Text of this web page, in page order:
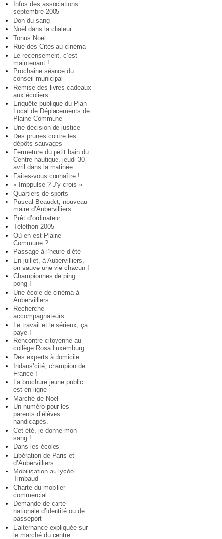
Infos des associations
septembre 2005
Don du sang
Noël dans la chaleur
Tonus Noël
Rue des Cités au cinéma
Le recensement, c’est
maintenant !
Prochaine séance du
conseil municipal
Remise des livres cadeaux
aux écoliers
Enquête publique du Plan
Local de Déplacements de
Plaine Commune
Une décision de justice
Des prunes contre les
dépôts sauvages
Fermeture du petit bain du
Centre nautique, jeudi 30
avril dans la matinée
Faites-vous connaître !
« Imppulse ? J’y crois »
Quartiers de sports
Pascal Beaudet, nouveau
maire d’Aubervilliers
Prêt d’ordinateur
Téléthon 2005
Où en est Plaine
Commune ?
Passage à l’heure d’été
En juillet, à Aubervilliers,
on sauve une vie chacun !
Championnes de ping
pong !
Une école de cinéma à
Aubervilliers
Recherche
accompagnateurs
Le travail et le sérieux, ça
paye !
Rencontre citoyenne au
collège Rosa Luxemburg
Des experts à domicile
Indans’cité, champion de
France !
La brochure jeune public
est en ligne
Marché de Noël
Un numéro pour les
parents d’élèves
handicapés.
Cet été, je donne mon
sang !
Dans les écoles
Libération de Paris et
d’Aubervilliers
Mobilisation au lycée
Timbaud
Charte du mobilier
commercial
Demande de carte
nationale d’identité ou de
passeport
L’alternance expliquée sur
le marché du centre